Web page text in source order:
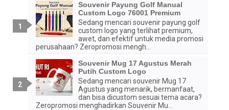
Souvenir Payung Golf Manual
Custom Logo 76001 Premium
Sedang mencari souvenir payung golf
custom logo yang terlihat premium,
awet, dan efektif untuk media promosi
perusahaan? Zeropromosi mengh...
Souvenir Mug 17 Agustus Merah
Putih Custom Logo
Sedang mencari souvenir Mug 17
Agustus yang menarik, bermanfaat,
dan bisa dicustom sesuai tema acara?
Zeropromosi menghadirkan Souvenir Mu...